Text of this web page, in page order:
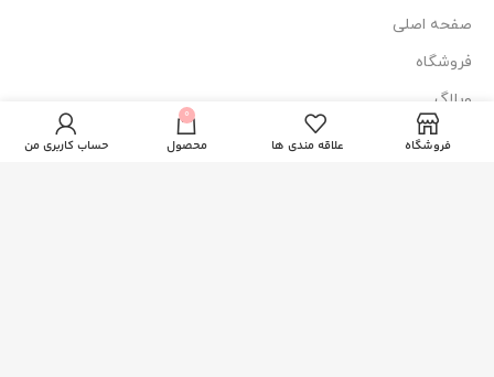
صفحه اصلی
فروشگاه
وبلاگ
درباره ما
و ضد ریزش مو
آقایان هد اند 438.000 ناموجود
فروشگاه علاقه مندی ها
0
محصول حساب کاربری من